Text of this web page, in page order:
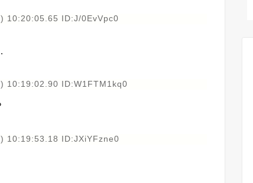
10:20:05.65 ID:J/0EvVpc0
10:19:02.90 ID:W1FTM1kq0
10:19:53.18 ID:JXiYFzne0